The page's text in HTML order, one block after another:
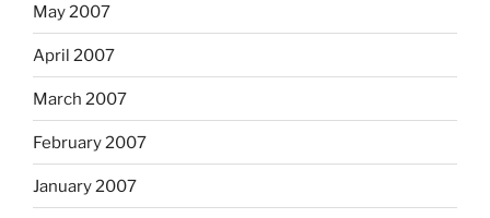
May 2007
April 2007
March 2007
February 2007
January 2007